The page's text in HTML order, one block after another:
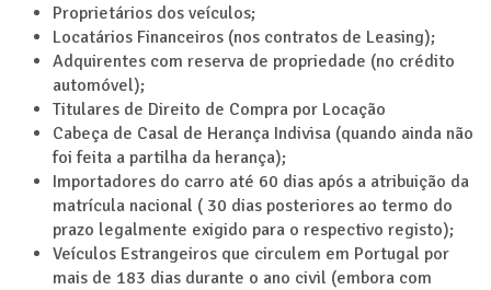
Proprietários dos veículos;
Locatários Financeiros (nos contratos de Leasing);
Adquirentes com reserva de propriedade (no crédito
automóvel);
Titulares de Direito de Compra por Locação
Cabeça de Casal de Herança Indivisa (quando ainda não
foi feita a partilha da herança);
Importadores do carro até 60 dias após a atribuição da
matrícula nacional ( 30 dias posteriores ao termo do
prazo legalmente exigido para o respectivo registo);
Veículos Estrangeiros que circulem em Portugal por
mais de 183 dias durante o ano civil (embora com